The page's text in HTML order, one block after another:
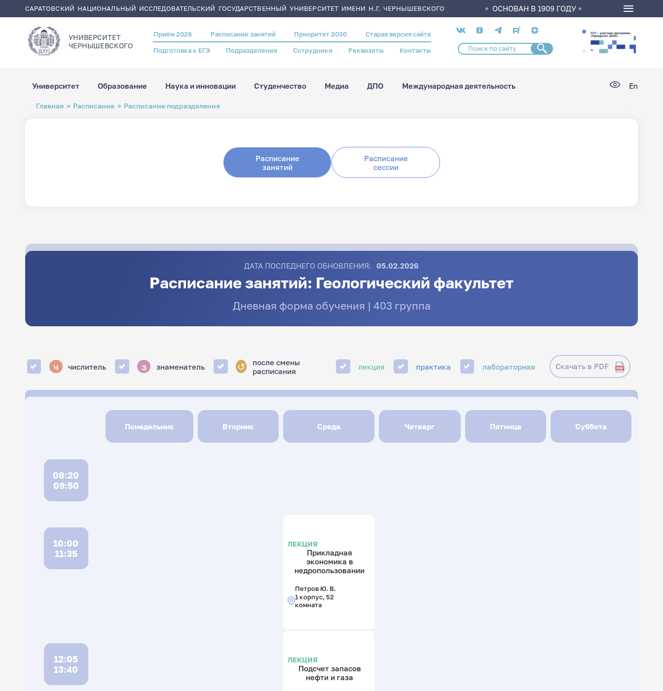
САРАТОВСКИЙ НАЦИОНАЛЬНЫЙ ИССЛЕДОВАТЕЛЬСКИЙ ГОСУДАРСТВЕННЫЙ УНИВЕРСИТЕТ ИМЕНИ Н.Г. ЧЕРНЫШЕВСКОГО ОСНОВАН В 1909 ГОДУ
УНИВЕРСИТЕТ
ЧЕРНЫШЕВСКОГO
Header
menu
Приём 2026 Расписание занятий Приоритет 2030 Старая версия сайта
Подготовка к ЕГЭ Подразделения Сотрудники Реквизиты Контакты
Социальные
сети
Университет Образование Наука и инновации Студенчество Медиа ДПО Международная деятельность En
Строка
навигации
Главная Расписание Расписание подразделения
Расписание
занятий
Расписание
сессии
ДАТА ПОСЛЕДНЕГО ОБНОВЛЕНИЯ: 05.02.2026
Расписание занятий: Геологический факультет
Дневная форма обучения | 403 группа
ч числитель з знаменатель ↺
после смены
расписания
лекция практика лабораторная Скачать в PDF
Понедельник Вторник Среда Четверг Пятница Суббота
08:20
09:50
10:00
11:35
ЛЕКЦИЯ
Прикладная
экономика в
недропользовании
Петров Ю. В.
1 корпус, 52
комната
12:05
13:40
ЛЕКЦИЯ
Подсчет запасов
нефти и газа